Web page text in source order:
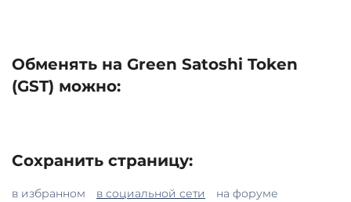
Обменять на Green Satoshi Token
(GST) можно:
Сохранить страницу:
в избранном в социальной сети
на форуме